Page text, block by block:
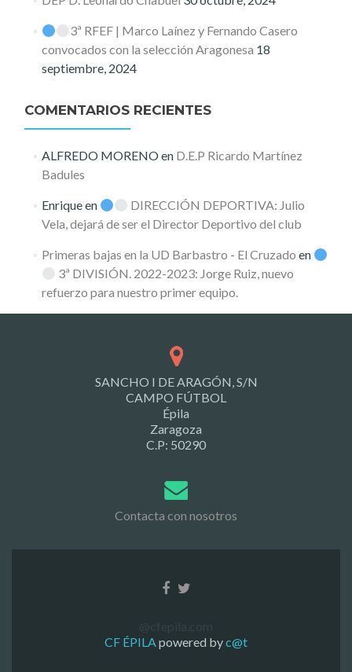
3ª RFEF | Marco Laínez y Fernando Casero
convocados con la selección Aragonesa 18
septiembre, 2024
COMENTARIOS RECIENTES
ALFREDO MORENOen D.E.P Ricardo Martínez
Badules
Enriqueen
DIRECCIÓN DEPORTIVA: Julio
Vela, dejará de ser el Director Deportivo del club
Primeras bajas en la UD Barbastro - El Cruzado en
3ª DIVISIÓN. 2022-2023: Jorge Ruiz, nuevo
refuerzo para nuestro primer equipo.
SANCHO I DE ARAGÓN, S/N
CAMPO FÚTBOL
Épila
Zaragoza
C.P: 50290
Contacta con nosotros
CF ÉPILApowered byc@t